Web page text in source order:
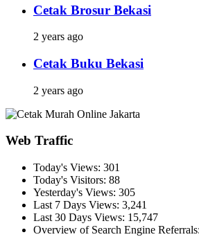
Cetak Brosur Bekasi
2 years ago
Cetak Buku Bekasi
2 years ago
Web Traffic
Today's Views: 301
Today's Visitors: 88
Yesterday's Views: 305
Last 7 Days Views: 3,241
Last 30 Days Views: 15,747
Overview of Search Engine Referrals: